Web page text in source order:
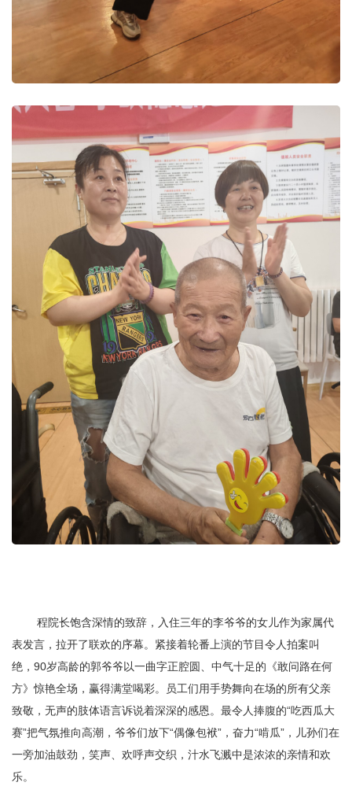
程院长饱含深情的致辞， 入住三年的李爷爷的女儿作为家属代
表发言，拉开了联欢的序幕。 紧接着轮番上演的节目令人拍案叫
绝， 90岁高龄的郭爷爷以一曲字正腔圆、中气十足的《敢问路在何
方》惊艳全场，赢得满堂喝彩。员工们用手势舞向在场的所有父亲
致敬，无声的肢体语言诉说着深深的感恩。 最令人捧腹的“吃西瓜大
赛”把气氛推向高潮，爷爷们放下“偶像包袱”，奋力“啃瓜”，儿孙们在
一旁加油鼓劲，笑声、欢呼声交织，汁水飞溅中是浓浓的亲情和欢
乐。